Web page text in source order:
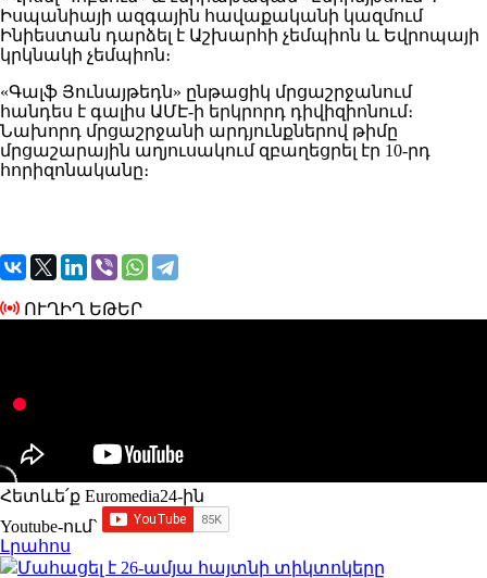
Իսպանիայի ազգային հավաքականի կազմում
Ինիեստան դարձել է Աշխարհի չեմպիոն և Եվրոպայի
կրկնակի չեմպիոն։
«Գալֆ Յունայթեդն» ընթացիկ մրցաշրջանում
հանդես է գալիս ԱՄԷ-ի երկրորդ դիվիզիոնում։
Նախորդ մրցաշրջանի արդյունքներով թիմը
մրցաշարային աղյուսակում զբաղեցրել էր 10-րդ
հորիզոնականը։
ՈՒՂԻՂ ԵԹԵՐ
Հետևե՛ք Euromedia24-ին
Youtube-ում`
Լրահոս
Մահացել է 26-ամյա հայտնի տիկտոկերը